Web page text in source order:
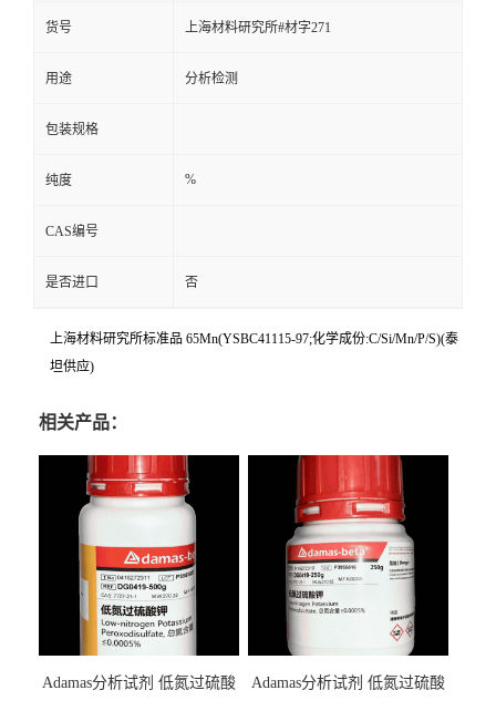
货号 上海材料研究所#材字271
用途 分析检测
包装规格
纯度 %
CAS编号
是否进口 否
上海材料研究所标准品 65Mn(YSBC41115-97;化学成份:C/Si/Mn/P/S)(泰
坦供应)
相关产品：
Adamas分析试剂 低氮过硫酸
Adamas分析试剂 低氮过硫酸